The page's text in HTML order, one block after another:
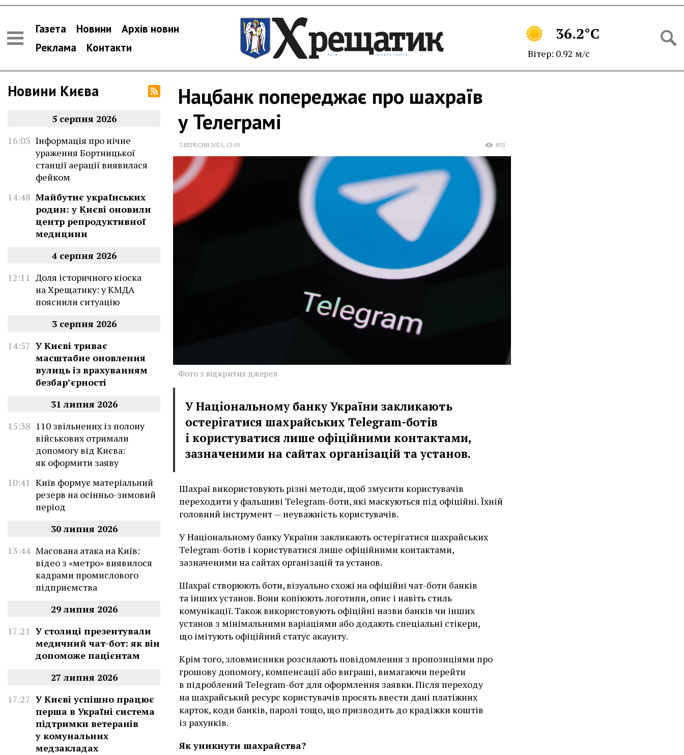
Газета Новини
Архів новин
Реклама
Контакти
36.2°C
Вітер: 0.92 м/с
Новини Києва
5 серпня 2026
16:03 Інформація про нічне
ураження Бортницької
станції аерації виявилася
фейком
14:48 Майбутнє українських
родин: у Києві оновили
центр репродуктивної
медицини
4 серпня 2026
12:11 Доля історичного кіоска
на Хрещатику: у КМДА
пояснили ситуацію
3 серпня 2026
14:57 У Києві триває
масштабне оновлення
вулиць із врахуванням
безбар’єрності
31 липня 2026
15:38 110 звільнених із полону
військових отримали
допомогу від Києва:
як оформити заяву
10:41 Київ формує матеріальний
резерв на осінньо-зимовий
період
30 липня 2026
13:44 Масована атака на Київ:
відео з «метро» виявилося
кадрами промислового
підприємства
29 липня 2026
17:21 У столиці презентували
медичний чат-бот: як він
допоможе пацієнтам
27 липня 2026
17:27 У Києві успішно працює
перша в Україні система
підтримки ветеранів
у комунальних
медзакладах
Нацбанк попереджає про шахраїв
у Телеграмі
3 ВЕРЕСНЯ 2025, 13:01 853
Фото з відкритих джерел
У Національному банку України закликають
остерігатися шахрайських Telegram-ботів
і користуватися лише офіційними контактами,
зазначеними на сайтах організацій та установ.
Шахраї використовують різні методи, щоб змусити користувачів
переходити у фальшиві Telegram-боти, які маскуються під офіційні. Їхній
головний інструмент — неуважність користувачів.
У Національному банку України закликають остерігатися шахрайських
Telegram-ботів і користуватися лише офіційними контактами,
зазначеними на сайтах організацій та установ.
Шахраї створюють боти, візуально схожі на офіційні чат-боти банків
та інших установ. Вони копіюють логотипи, опис і навіть стиль
комунікації. Також використовують офіційні назви банків чи інших
установ з мінімальними варіаціями або додають спеціальні стікери,
що імітують офіційний статус акаунту.
Крім того, зловмисники розсилають повідомлення з пропозиціями про
грошову допомогу, компенсації або виграші, вимагаючи перейти
в підроблений Telegram-бот для оформлення заявки. Після переходу
на шахрайський ресурс користувачів просять ввести дані платіжних
карток, коди банків, паролі тощо, що призводить до крадіжки коштів
із рахунків.
Як уникнути шахрайства?